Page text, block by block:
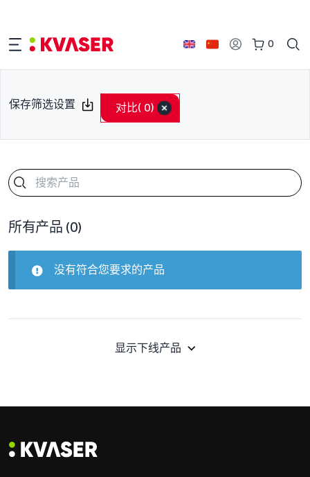
0
保存筛选设置 对比( 0)
所有产品 (0)
没有符合您要求的产品
显示下线产品